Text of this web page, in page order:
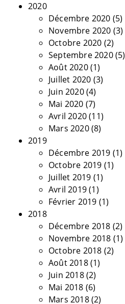
2020
Décembre 2020 (5)
Novembre 2020 (3)
Octobre 2020 (2)
Septembre 2020(5)
Août 2020(1)
Juillet 2020 (3)
Juin 2020(4)
Mai 2020 (7)
Avril 2020(11)
Mars 2020(8)
2019
Décembre 2019 (1)
Octobre 2019 (1)
Juillet 2019 (1)
Avril 2019(1)
Février 2019 (1)
2018
Décembre 2018 (2)
Novembre 2018 (1)
Octobre 2018 (2)
Août 2018(1)
Juin 2018(2)
Mai 2018 (6)
Mars 2018(2)